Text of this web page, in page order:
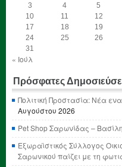
3
4 5
10
11 12
17
18 19
24
25 26
31
« Ιούλ
Πρόσφατες
Πολιτική Προστασία: Νέα
Αυγούστου 2026
Pet Shop Σαρωνίδας –
Εξωραϊστικός Σύλλογος
Σαρωνικού παίζει με τη